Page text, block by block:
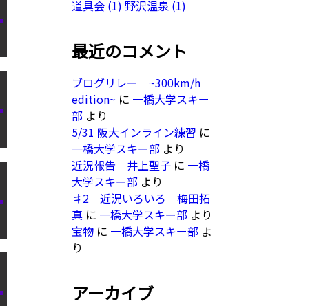
道具会(1) 野沢温泉(1)
最近のコメント
ブログリレー ~300km/h
edition~ に 一橋大学スキー
部より
5/31 阪大インライン練習 に
一橋大学スキー部より
近況報告 井上聖子に 一橋
大学スキー部より
♯2 近況いろいろ 梅田拓
真に 一橋大学スキー部より
宝物に 一橋大学スキー部よ
り
アーカイブ